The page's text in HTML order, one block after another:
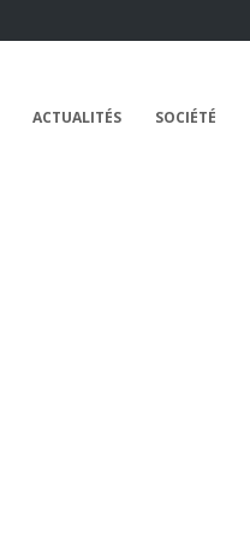
ACTUALITÉS SOCIÉTÉ